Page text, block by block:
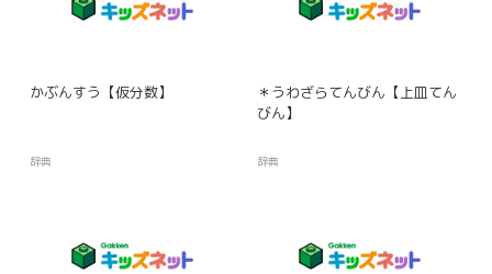
かぶんすう【仮分数】
辞典
＊うわざらてんびん【上皿てん
びん】
辞典